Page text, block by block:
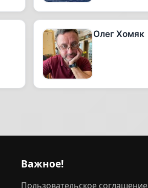
Олег Хомяк
Важное!
Пользовательское соглашение